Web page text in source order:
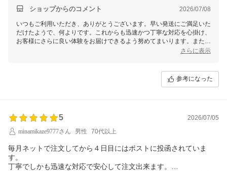
ショップからのコメント 2026/07/08
いつもご利用いただき、ありがとうございます。早い発送にご満足いた
だけたようで、何よりです。これからも迅速かつ丁寧な対応を心掛け、
お客様にさらに良い体験をお届けできるよう努めてまいります。またの
さらに表示
参考になった
5
2026/07/05
minamikaze9777さん
男性 70代以上
毎月ネットで注文してから４日目にはポストに投函されていま
す。
丁寧でしかも迅速な対応で安心して注文出来ます。